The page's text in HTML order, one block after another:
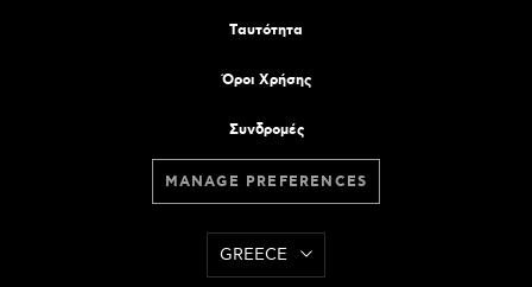
Tαυτότητα
Όροι Χρήσης
Συνδρομές
MANAGE PREFERENCES
GREECE